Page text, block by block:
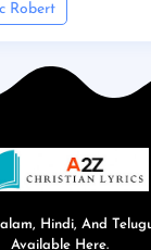
Robert
Hindi, And
Available Here.